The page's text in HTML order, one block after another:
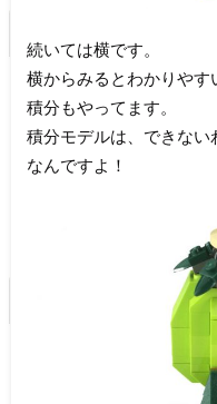
続いては横です。
横からみるとわかりや
積分もやってます。
積分モデルは、できな
なんですよ！